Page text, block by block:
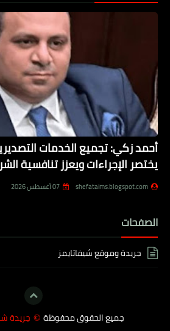
أحمد زكي: تجميع الخدمات
يختصر الإجراءات ويعزز تنافسية
shefataims.blogspot.com 07 أغسطس 2026
الصفحات
جريدة وموقع شيفاتايمز
جميع الحقوق محفوظة © جريدة